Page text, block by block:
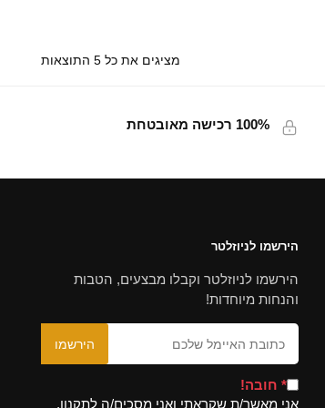
מציגים את כל ⁦5⁩ התוצאות
100% רכישה מאובטחת
הירשמו לניוזלטר
הירשמו לניוזלטר וקבלו מבצעים, הטבות
והנחות מיוחדות!
* חובה!
אני מאשר/ת שקראתי ואני מסכים/ה לתקנון,